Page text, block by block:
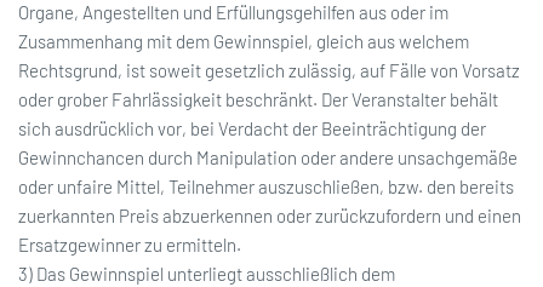
Organe, Angestellten und Erfüllungsgehilfen aus oder im
Zusammenhang mit dem Gewinnspiel, gleich aus welchem
Rechtsgrund, ist soweit gesetzlich zulässig, auf Fälle von Vorsatz
oder grober Fahrlässigkeit beschränkt. Der Veranstalter behält
sich ausdrücklich vor, bei Verdacht der Beeinträchtigung der
Gewinnchancen durch Manipulation oder andere unsachgemäße
oder unfaire Mittel, Teilnehmer auszuschließen, bzw. den bereits
zuerkannten Preis abzuerkennen oder zurückzufordern und einen
Ersatzgewinner zu ermitteln.
3) Das Gewinnspiel unterliegt ausschließlich dem